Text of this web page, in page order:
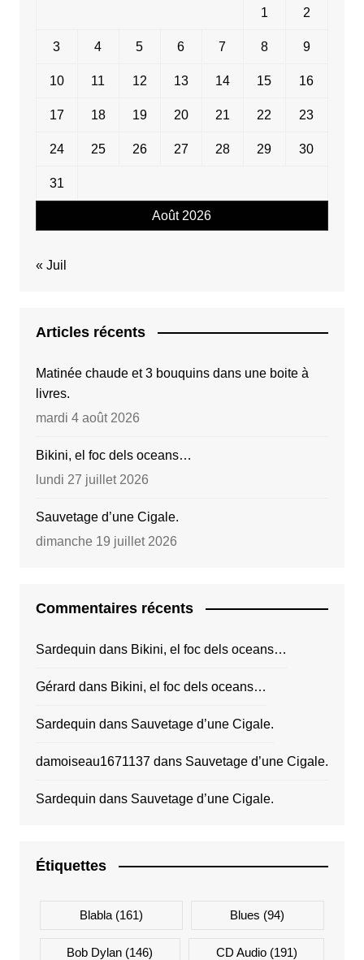
Août 2026
1 2
3 4 5 6 7 8 9
10 11 12 13 14 15 16
17 18 19 20 21 22 23
24 25 26 27 28 29 30
31
« Juil
Articles récents
Matinée chaude et 3 bouquins dans une boite à
livres.
mardi 4 août 2026
Bikini, el foc dels oceans…
lundi 27 juillet 2026
Sauvetage d’une Cigale.
dimanche 19 juillet 2026
Commentaires récents
Sardequin dans Bikini, el foc dels oceans…
Gérard dans Bikini, el foc dels oceans…
Sardequin dans Sauvetage d’une Cigale.
damoiseau1671137dans Sauvetage d’une Cigale.
Sardequin dans Sauvetage d’une Cigale.
Étiquettes
Blabla(161) Blues (94)
Bob Dylan (146) CD Audio(191)